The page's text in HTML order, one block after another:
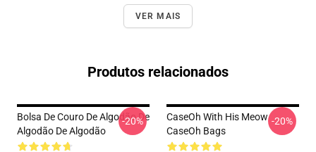
VER MAIS
Produtos relacionados
Bolsa De Couro De Algodão De
Algodão De Algodão
-20%
CaseOh With His Meow
CaseOh Bags
-20%